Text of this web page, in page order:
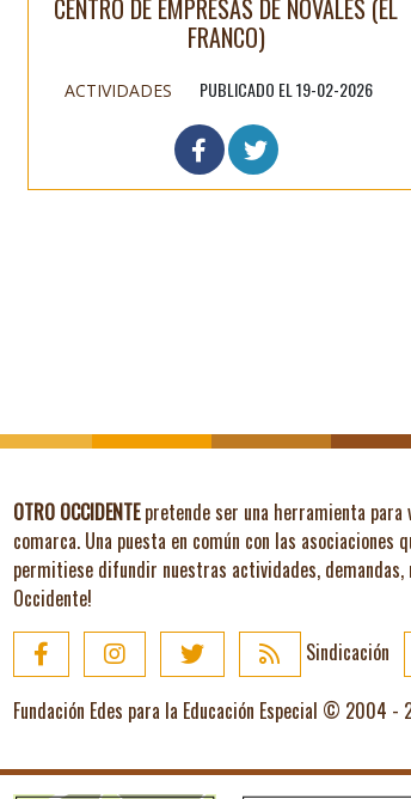
CENTRO DE EMPRESAS DE NOVALES (EL
FRANCO)
ACTIVIDADES PUBLICADO EL 19-02-2026
OTRO OCCIDENTEpretende ser una herramienta para
comarca. Una puesta en común con las
permitiese difundir nuestras actividades,
Occidente!
Sindicación
Fundación Edes para la Educación Especial © 2004 -